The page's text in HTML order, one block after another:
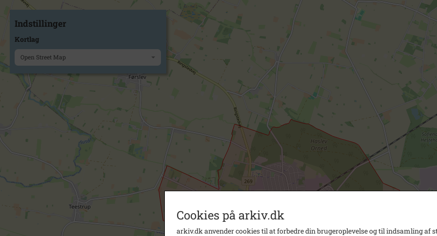
Indstillinger
Kortlag
Open Street Map
Cookies på arkiv.dk
arkiv.dk anvender cookies til at forbedre din brugeroplevelse og til indsamling af